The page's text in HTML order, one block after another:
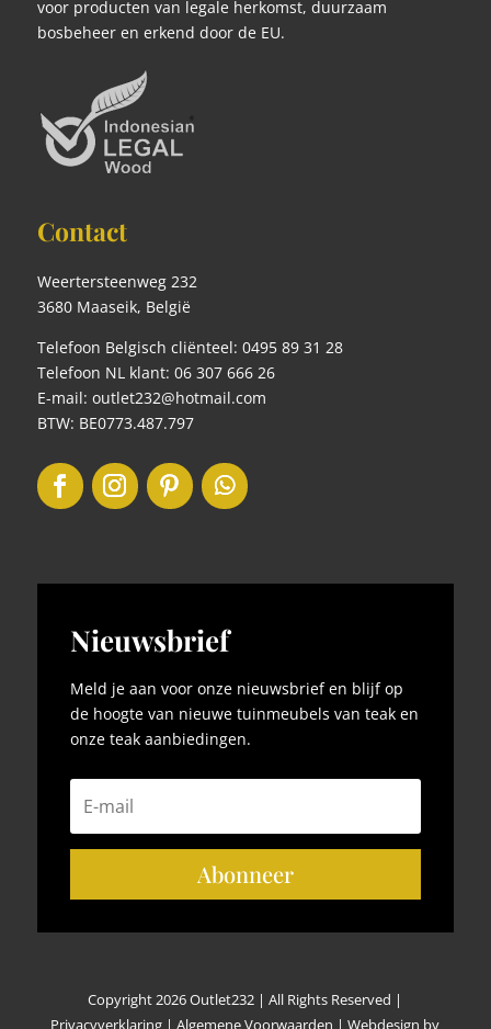
voor producten van legale herkomst, duurzaam
bosbeheer en erkend door de EU.
Contact
Weertersteenweg 232
3680 Maaseik, België
Telefoon Belgisch cliënteel: 0495 89 31 28
Telefoon NL klant: 06 307 666 26
E-mail: outlet232@hotmail.com
BTW: BE0773.487.797
Nieuwsbrief
Meld je aan voor onze nieuwsbrief en blijf op
de hoogte van nieuwe tuinmeubels van teak en
onze teak aanbiedingen.
Abonneer
Copyright 2026 Outlet232 | All Rights Reserved |
Privacyverklaring |Algemene Voorwaarden |Webdesign by